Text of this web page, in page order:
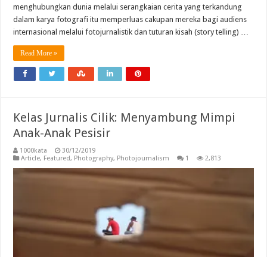
menghubungkan dunia melalui serangkaian cerita yang terkandung
dalam karya fotografi itu memperluas cakupan mereka bagi audiens
internasional melalui fotojurnalistik dan tuturan kisah (story telling) …
Read More »
Kelas Jurnalis Cilik: Menyambung Mimpi
Anak-Anak Pesisir
1000kata
30/12/2019
Article, Featured, Photography, Photojournalism 1 2,813